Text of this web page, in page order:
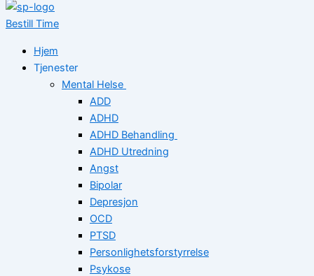
Bestill Time
Hjem
Tjenester
Mental Helse
ADD
ADHD
ADHD Behandling
ADHD Utredning
Angst
Bipolar
Depresjon
OCD
PTSD
Personlighetsforstyrrelse
Psykose